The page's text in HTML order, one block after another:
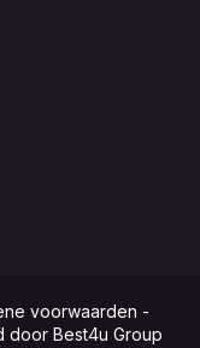
voorwaarden -
door Best4u Group